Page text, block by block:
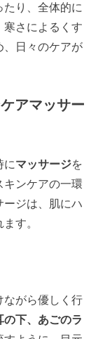
り、全体的に
寒さによるくす
、日々のケアが
アマッサー
にマッサージを
キンケアの一環
ージは、肌にハ
す。
ながら優しく行
の下、あごのラ